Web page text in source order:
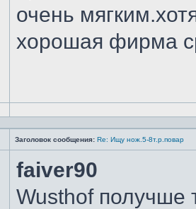
очень
хорошая фирма
Заголовок сообщения: Re: Ищу нож.5-8т.р.повар
faiver90
Wusthof получше